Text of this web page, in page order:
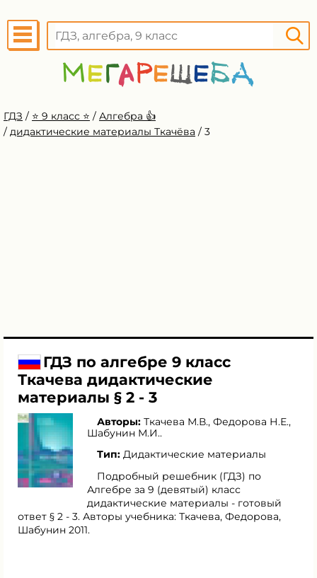
ГДЗ / ⭐️ 9 класс ⭐️ / Алгебра 👍
/ дидактические материалы Ткачёва / 3
ГДЗ по алгебре 9 класс
Ткачева дидактические
материалы § 2 - 3
Авторы: Ткачева М.В., Федорова Н.Е.,
Шабунин М.И..
Тип: Дидактические материалы
Подробный решебник (ГДЗ) по
Алгебре за 9 (девятый) класс
дидактические материалы - готовый
ответ § 2 - 3. Авторы учебника: Ткачева, Федорова,
Шабунин 2011.